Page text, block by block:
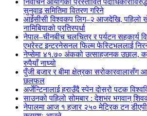
निर्वाचन आयोगका प्रस्तावित
सुनुवाइ समितिमा वितरण गरिने
आईसीसी विश्वकप लिग–२ आजदेखि, पहिलो
नामिबियाको प्रतिस्पर्धा
नेपाल–चीनबीच चलचित्र र पर्यटन सहकार्य
एभरेस्ट इन्टरनेसनल फिल्म फेस्टिभललाई
नेप्सेमा ४१.७० अंकको उत्साहजनक उछाल,
रुपैयाँ नाघ्यो
पुँजी बजार र बीमा क्षेत्रका सरोकारवालासँग
छलफल
अर्जेन्टिनालाई हराउँदै स्पेन दोस्रो पटक
साउनको पहिलो सोमबार : देशभर भगवान्
नेपालमा आज १ हजार २५० मेट्रिक टन